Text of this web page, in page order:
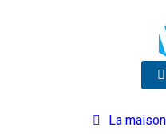
La maison